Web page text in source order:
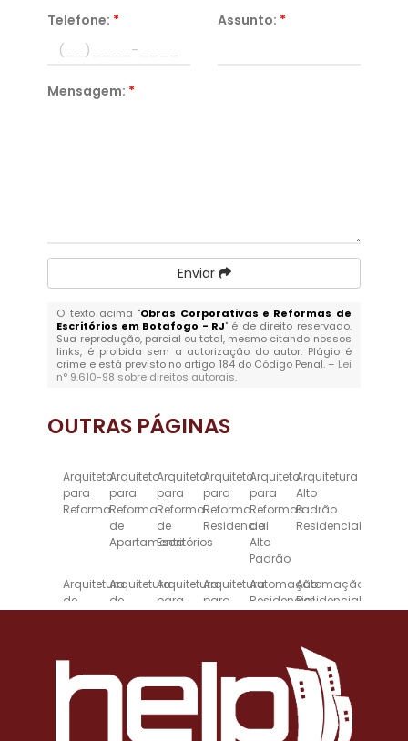
Telefone: * Assunto: *
Mensagem: *
Enviar
O texto acima "Obras Corporativas e Reformas de
Escritórios em Botafogo - RJ" é de direito reservado.
Sua reprodução, parcial ou total, mesmo citando nossos
links, é proibida sem a autorização do autor. Plágio é
crime e está previsto no artigo 184 do Código Penal. – Lei
n° 9.610-98 sobre direitos autorais.
OUTRAS PÁGINAS
Arquiteto
para
Reforma
Arquiteto
para
Reforma
de
Apartamento
Arquiteto
para
Reforma
de
Escritórios
Arquiteto
para
Reforma
Residencial
Arquiteto
para
Reformas
de
Alto
Padrão
Arquitetura
Alto
Padrão
Residencial
Arquitetura
de
Arquitetura
de
Alto
Padrão
Arquitetura
para
Arquitetura
para
Automação
Residencial
Automação
Residencial
Alto
Padrão
Construção
Design
EmpresaEmpresa